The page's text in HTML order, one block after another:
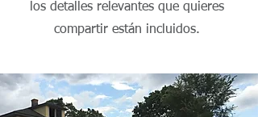
los detalles relevantes que quieres
compartir están incluidos.